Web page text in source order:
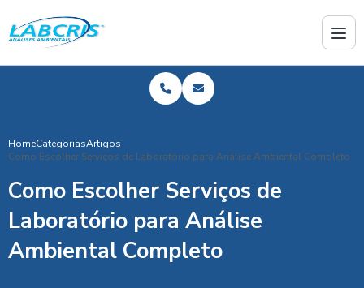
HomeCategoriasArtigos
Como Escolher Serviços de Laboratório para Análise Ambiental Completo
Como Escolher Serviços de
Laboratório para Análise
Ambiental Completo